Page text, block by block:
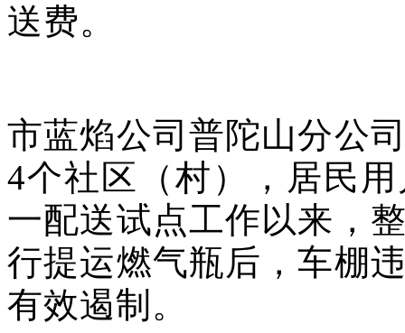
送费。
市蓝焰公司普陀山分公
4个社区（村），居民
一配送试点工作以来，
行提运燃气瓶后，车棚
有效遏制。